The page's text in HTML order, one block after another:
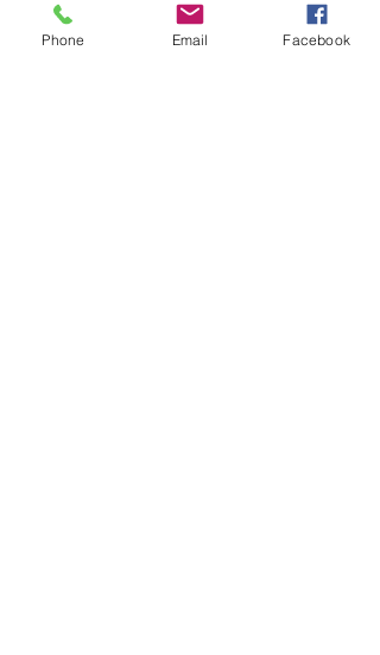
del marmo per riportarli alla luce.
Sono gli "invisibili", coloro che non
Phone Email Facebook